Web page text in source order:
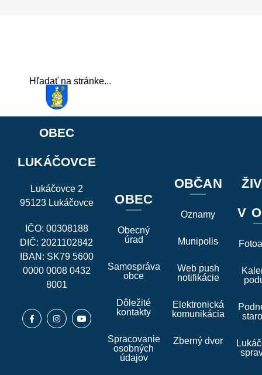
OBEC
LUKÁČOVCE
Lukáčovce 2
95123 Lukáčovce
IČO: 00308188
DIČ: 2021102842
IBAN: SK79 5600
0000 0008 0432
8001
OBEC
Obecný
úrad
Samospráva
obce
Dôležité
kontakty
Spracovanie
osobných
údajov
OBČAN
Oznamy
Munipolis
Web push
notifikácie
Elektronická
komunikácia
Zberný dvor
V